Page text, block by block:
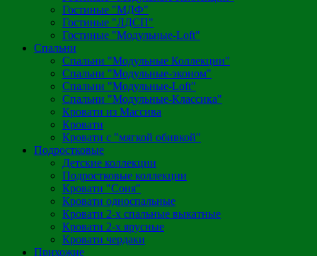
Гостиные "МДФ"
Гостиные "ЛДСП"
Гостиные "Модульные-Loft"
Спальни
Спальни "Модульные Коллекции"
Спальни "Модульные-эконом"
Спальни "Модульные-Loft"
Спальни "Модульные-Классика"
Кровати из Массива
Кровати
Кровати с "мягкой обивкой"
Подростковые
Детские коллекции
Подростковые коллекции
Кровати "Соня"
Кровати односпальные
Кровати 2-х спальные выкатные
Кровати 2-х ярусные
Кровати чердаки
Прихожие